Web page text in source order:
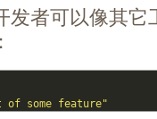
发者可以像其它
：
some feature"